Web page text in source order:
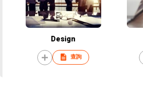
Design
查詢